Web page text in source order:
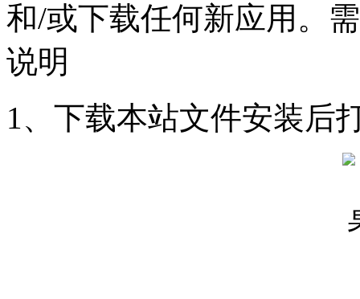
和/或下载任何新应用。
说明
1、下载本站文件安装后